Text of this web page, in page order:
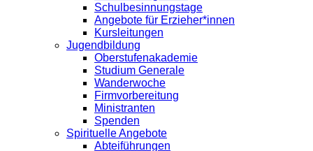
Schulbesinnungstage
Angebote für Erzieher*innen
Kursleitungen
Jugendbildung
Oberstufenakademie
Studium Generale
Wanderwoche
Firmvorbereitung
Ministranten
Spenden
Spirituelle Angebote
Abteiführungen